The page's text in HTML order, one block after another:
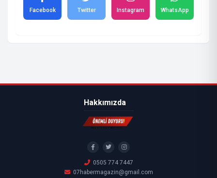
Facebook Twitter Instagram WhatsApp
Hakkımızda
0505 774 7447
07habermagazin@gmail.com